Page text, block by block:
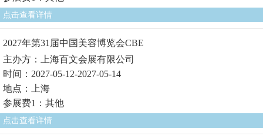
点击查看详情
2027年第31届中国美容博览会CBE
主办方：上海百文会展有限公司
时间：2027-05-12-2027-05-14
地点：上海
参展费1：其他
点击查看详情